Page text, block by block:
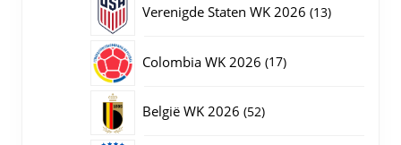
Verenigde Staten WK 2026 1313
Colombia WK 2026 1717
België WK 2026 5252